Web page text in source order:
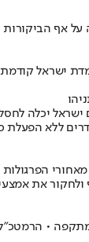
הביקורות
ישראל
בחולון על
•